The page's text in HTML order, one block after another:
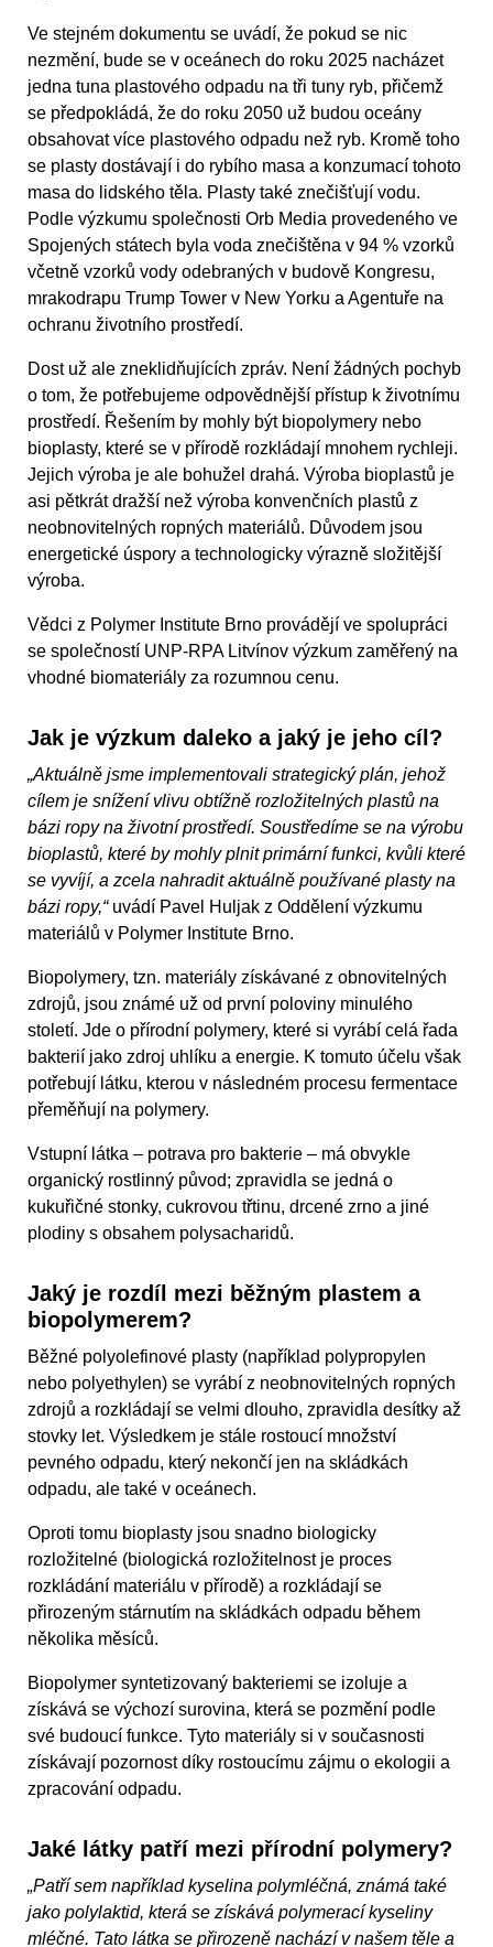
Ve stejném dokumentu se uvádí, že pokud se nic
nezmění, bude se v oceánech do roku 2025 nacházet
jedna tuna plastového odpadu na tři tuny ryb, přičemž
se předpokládá, že do roku 2050 už budou oceány
obsahovat více plastového odpadu než ryb. Kromě toho
se plasty dostávají i do rybího masa a konzumací tohoto
masa do lidského těla. Plasty také znečišťují vodu.
Podle výzkumu společnosti Orb Media provedeného ve
Spojených státech byla voda znečištěna v 94 % vzorků
včetně vzorků vody odebraných v budově Kongresu,
mrakodrapu Trump Tower v New Yorku a Agentuře na
ochranu životního prostředí.
Dost už ale zneklidňujících zpráv. Není žádných pochyb
o tom, že potřebujeme odpovědnější přístup k životnímu
prostředí. Řešením by mohly být biopolymery nebo
bioplasty, které se v přírodě rozkládají mnohem rychleji.
Jejich výroba je ale bohužel drahá. Výroba bioplastů je
asi pětkrát dražší než výroba konvenčních plastů z
neobnovitelných ropných materiálů. Důvodem jsou
energetické úspory a technologicky výrazně složitější
výroba.
Vědci z Polymer Institute Brno provádějí ve spolupráci
se společností UNP-RPA Litvínov výzkum zaměřený na
vhodné biomateriály za rozumnou cenu.
Jak je výzkum daleko a jaký je jeho cíl?
„Aktuálně jsme implementovali strategický plán, jehož
cílem je snížení vlivu obtížně rozložitelných plastů na
bázi ropy na životní prostředí. Soustředíme se na výrobu
bioplastů, které by mohly plnit primární funkci, kvůli které
se vyvíjí, a zcela nahradit aktuálně používané plasty na
bázi ropy,“uvádí Pavel Huljak z Oddělení výzkumu
materiálů v Polymer Institute Brno.
Biopolymery, tzn. materiály získávané z obnovitelných
zdrojů, jsou známé už od první poloviny minulého
století. Jde o přírodní polymery, které si vyrábí celá řada
bakterií jako zdroj uhlíku a energie. K tomuto účelu však
potřebují látku, kterou v následném procesu fermentace
přeměňují na polymery.
Vstupní látka – potrava pro bakterie – má obvykle
organický rostlinný původ; zpravidla se jedná o
kukuřičné stonky, cukrovou třtinu, drcené zrno a jiné
plodiny s obsahem polysacharidů.
Jaký je rozdíl mezi běžným plastem a
biopolymerem?
Běžné polyolefinové plasty (například polypropylen
nebo polyethylen) se vyrábí z neobnovitelných ropných
zdrojů a rozkládají se velmi dlouho, zpravidla desítky až
stovky let. Výsledkem je stále rostoucí množství
pevného odpadu, který nekončí jen na skládkách
odpadu, ale také v oceánech.
Oproti tomu bioplasty jsou snadno biologicky
rozložitelné (biologická rozložitelnost je proces
rozkládání materiálu v přírodě) a rozkládají se
přirozeným stárnutím na skládkách odpadu během
několika měsíců.
Biopolymer syntetizovaný bakteriemi se izoluje a
získává se výchozí surovina, která se pozmění podle
své budoucí funkce. Tyto materiály si v současnosti
získávají pozornost díky rostoucímu zájmu o ekologii a
zpracování odpadu.
Jaké látky patří mezi přírodní polymery?
„Patří sem například kyselina polymléčná, známá také
jako polylaktid, která se získává polymerací kyseliny
mléčné. Tato látka se přirozeně nachází v našem těle a